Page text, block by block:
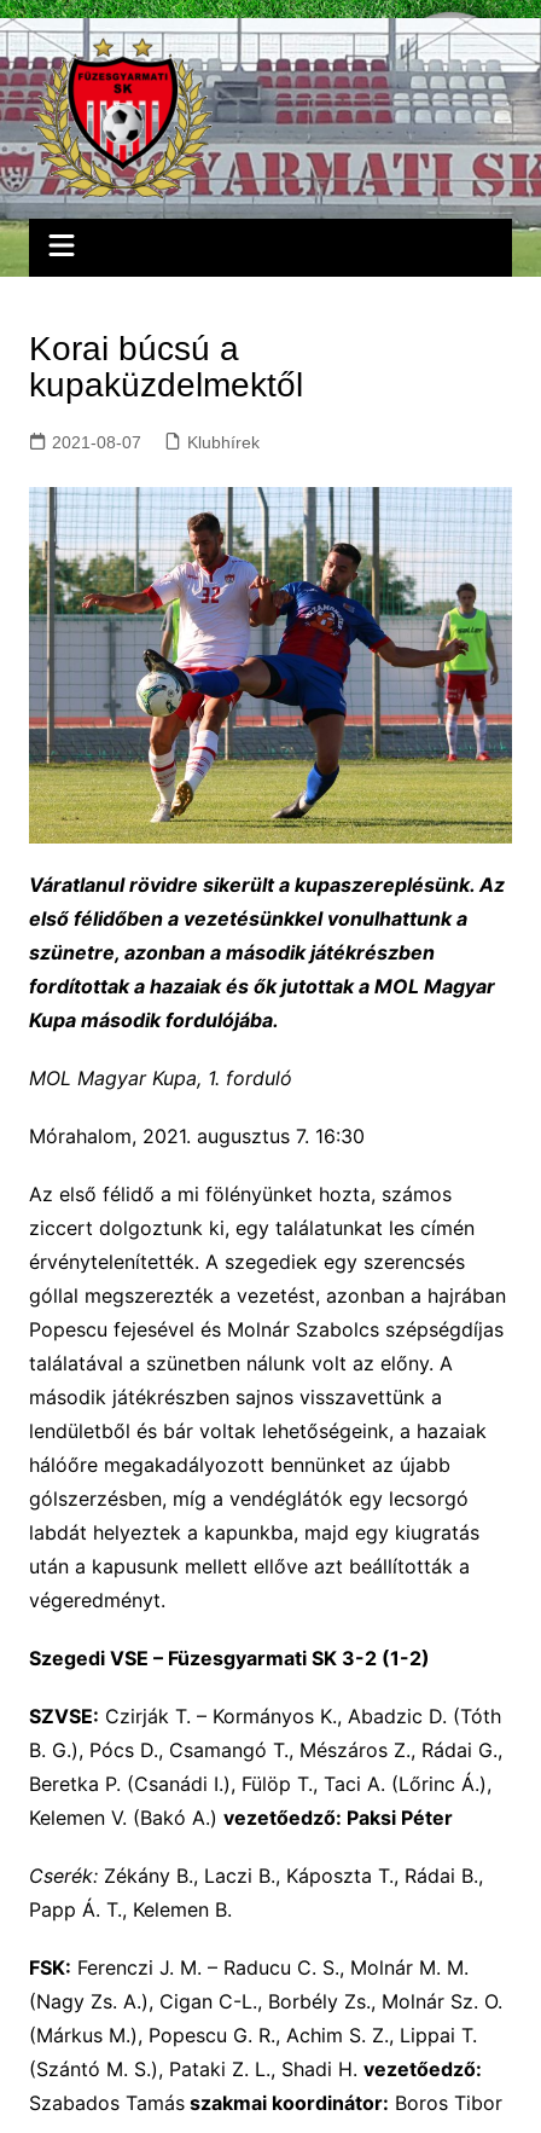
Skip
to
content
Korai búcsú a
kupaküzdelmektől
2021-08-07 Klubhírek
Váratlanul rövidre sikerült a kupaszereplésünk. Az
első félidőben a vezetésünkkel vonulhattunk a
szünetre, azonban a második játékrészben
fordítottak a hazaiak és ők jutottak a MOL Magyar
Kupa második fordulójába.
MOL Magyar Kupa, 1. forduló
Mórahalom, 2021. augusztus 7. 16:30
Az első félidő a mi fölényünket hozta, számos
ziccert dolgoztunk ki, egy találatunkat les címén
érvénytelenítették. A szegediek egy szerencsés
góllal megszerezték a vezetést, azonban a hajrában
Popescu fejesével és Molnár Szabolcs szépségdíjas
találatával a szünetben nálunk volt az előny. A
második játékrészben sajnos visszavettünk a
lendületből és bár voltak lehetőségeink, a hazaiak
hálóőre megakadályozott bennünket az újabb
gólszerzésben, míg a vendéglátók egy lecsorgó
labdát helyeztek a kapunkba, majd egy kiugratás
után a kapusunk mellett ellőve azt beállították a
végeredményt.
Szegedi VSE – Füzesgyarmati SK 3-2 (1-2)
SZVSE: Czirják T. – Kormányos K., Abadzic D. (Tóth
B. G.), Pócs D., Csamangó T., Mészáros Z., Rádai G.,
Beretka P. (Csanádi I.), Fülöp T., Taci A. (Lőrinc Á.),
Kelemen V. (Bakó A.) vezetőedző: Paksi Péter
Cserék:Zékány B., Laczi B., Káposzta T., Rádai B.,
Papp Á. T., Kelemen B.
FSK: Ferenczi J. M. – Raducu C. S., Molnár M. M.
(Nagy Zs. A.), Cigan C-L., Borbély Zs., Molnár Sz. O.
(Márkus M.), Popescu G. R., Achim S. Z., Lippai T.
(Szántó M. S.), Pataki Z. L., Shadi H. vezetőedző:
Szabados Tamásszakmai koordinátor: Boros Tibor